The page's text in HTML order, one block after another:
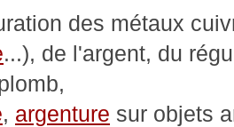
des métaux
...), de l'argent, du
, argenture sur objets